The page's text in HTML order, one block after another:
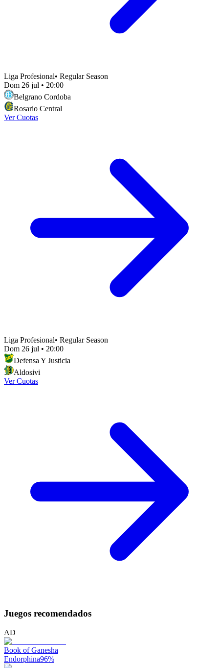
Liga Profesional• Regular Season
Dom 26 jul • 20:00
Belgrano Cordoba
Rosario Central
Ver Cuotas
Liga Profesional• Regular Season
Dom 26 jul • 20:00
Defensa Y Justicia
Aldosivi
Ver Cuotas
Juegos recomendados
AD
Book of Ganesha
Endorphina96%